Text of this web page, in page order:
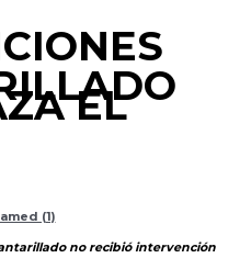
EL
no recibió intervención